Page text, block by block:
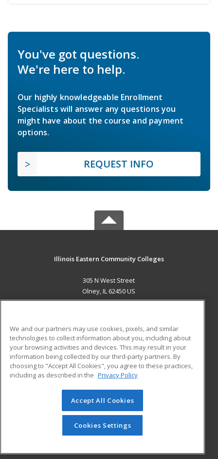
You've got questions.
We're here to help.
Our highly knowledgeable Enrollment
Specialists will answer any questions you
might have about the course and payment
options.
REQUEST INFO
Illinois Eastern Community Colleges
305 N West Street
Olney, IL 62450 US
ADDITIONAL RESOURCES
Military
Financial Assistance
Help
Student Blog
© 2026 ed2go, a division of Cengage Learning. All rights
reserved. The material on this site cannot be reproduced or
redistributed unless you have obtained prior written
permission from Cengage Learning.Privacy Policy
We and our partners may use cookies, pixels, and similar
technologies to collect information about you, including about
your browsing activities and devices. This may result in your
information being collected by our third-party partners. By
choosing to "Accept All Cookies", you agree to these practices,
including as described in the Privacy Policy
Accept All Cookies
Cookies Settings